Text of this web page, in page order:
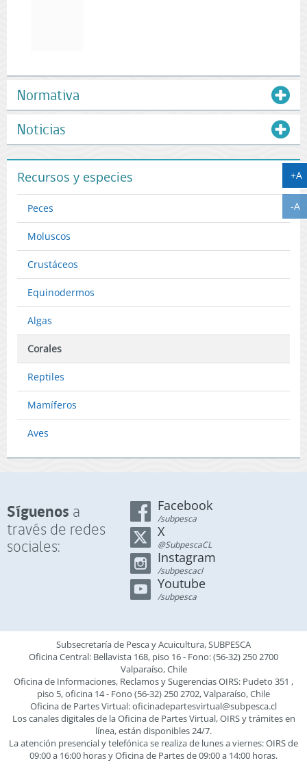
Normativa
Noticias
Recursos y especies
Peces
Moluscos
Crustáceos
Equinodermos
Algas
Corales
Reptiles
Mamíferos
Aves
Síguenos a
través de redes
sociales:
Facebook
/subpesca
X
@SubpescaCL
Instagram
/subpescacl
Youtube
/subpesca
Subsecretaría de Pesca y Acuicultura, SUBPESCA
Oficina Central: Bellavista 168, piso 16 - Fono: (56-32) 250 2700
Valparaíso, Chile
Oficina de Informaciones, Reclamos y Sugerencias OIRS: Pudeto 351 ,
piso 5, oficina 14 - Fono (56-32) 250 2702, Valparaíso, Chile
Oficina de Partes Virtual:oficinadepartesvirtual@subpesca.cl
Los canales digitales de la Oficina de Partes Virtual, OIRS y trámites en
línea, están disponibles 24/7.
La atención presencial y telefónica se realiza de lunes a viernes: OIRS de
09:00 a 16:00 horas y Oficina de Partes de 09:00 a 14:00 horas.
+A
-A